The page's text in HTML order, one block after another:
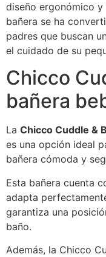
diseño ergonómico y
bañera se ha
padres que buscan
el cuidado de su
Chicco
bañera
La Chicco Cuddle &
es una opción ideal
bañera cómoda y
Esta bañera cuenta
adapta
garantiza una
baño.
Además, la Chicco